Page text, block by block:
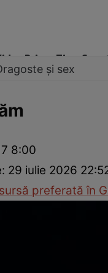
Prime Time Sport
și sex
8:00
29 iulie 2026
preferată în